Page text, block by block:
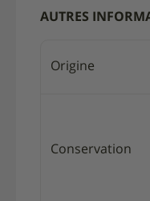
AUTRES
Origine
Conservation